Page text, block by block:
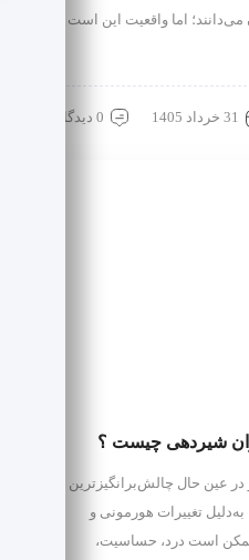
می‌دانند؛ اما واقعیت این است
31 خرداد 1405 0 دیدگاه
شیردهی چیست ؟
در عین حال چالش‌برانگیزترین
تغییرات هورمونی و
است درد، حساسیت،